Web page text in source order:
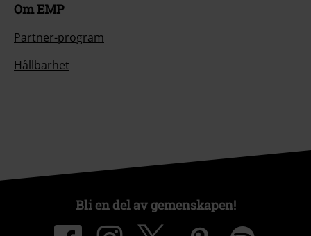
Om EMP
Partner-program
Hållbarhet
Bli en del av gemenskapen!